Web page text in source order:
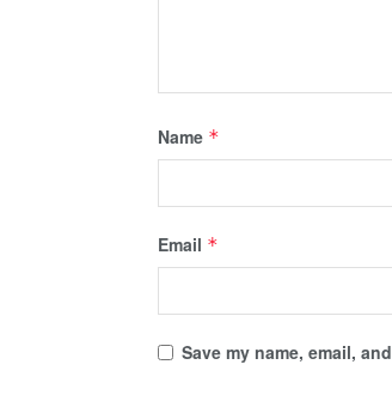
Name *
Email *
Save my name, email,